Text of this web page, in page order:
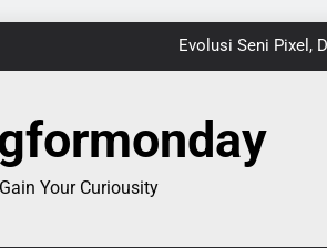
Warna-Warni Danau Linow, Destinasi
Gain Your Curiousity